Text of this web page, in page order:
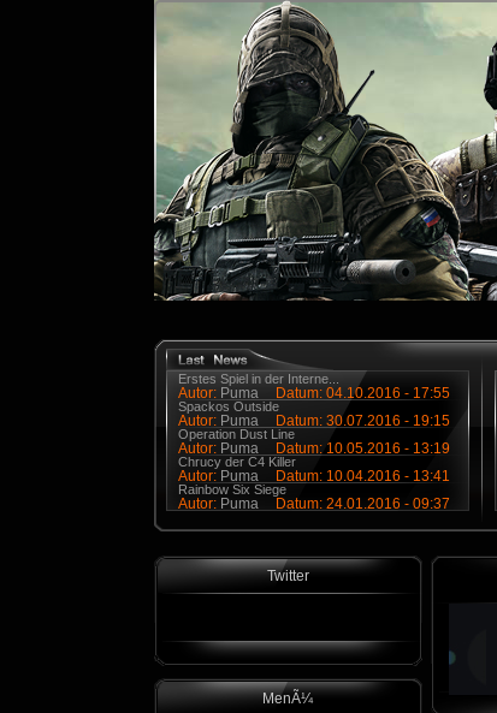
Erstes Spiel in der Interne...
Autor: Puma Datum: 04.10.2016 - 17:55
Spackos Outside
Autor: Puma Datum: 30.07.2016 - 19:15
Operation Dust Line
Autor: Puma Datum: 10.05.2016 - 13:19
Chrucy der C4 Killer
Autor: Puma Datum: 10.04.2016 - 13:41
Rainbow Six Siege
Autor: Puma Datum: 24.01.2016 - 09:37
Twitter
MenÃ¼